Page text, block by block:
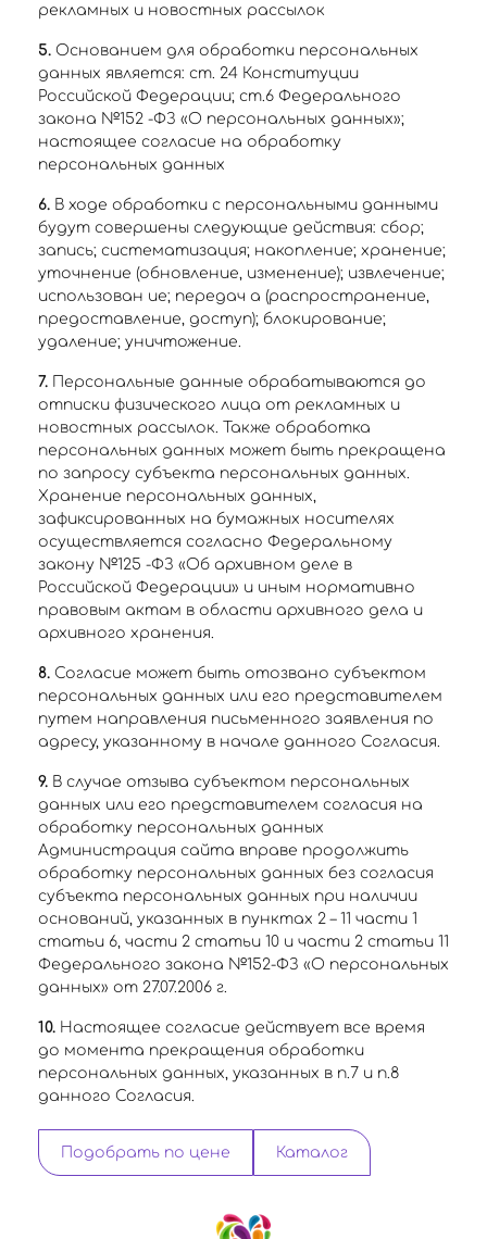
рекламных и новостных рассылок
5. Основанием для обработки персональных
данных является: ст. 24 Конституции
Российской Федерации; ст.6 Федерального
закона №152 -ФЗ «О персональных данных»;
настоящее согласие на обработку
персональных данных
6. В ходе обработки с персональными данными
будут совершены следующие действия: сбор;
запись; систематизация; накопление; хранение;
уточнение (обновление, изменение); извлечение;
использован ие; передач а (распространение,
предоставление, доступ); блокирование;
удаление; уничтожение.
7. Персональные данные обрабатываются до
отписки физического лица от рекламных и
новостных рассылок. Также обработка
персональных данных может быть прекращена
по запросу субъекта персональных данных.
Хранение персональных данных,
зафиксированных на бумажных носителях
осуществляется согласно Федеральному
закону №125 -ФЗ «Об архивном деле в
Российской Федерации» и иным нормативно
правовым актам в области архивного дела и
архивного хранения.
8. Согласие может быть отозвано субъектом
персональных данных или его представителем
путем направления письменного заявления по
адресу, указанному в начале данного Согласия.
9. В случае отзыва субъектом персональных
данных или его представителем согласия на
обработку персональных данных
Администрация сайта вправе продолжить
обработку персональных данных без согласия
субъекта персональных данных при наличии
оснований, указанных в пунктах 2 – 11 части 1
статьи 6, части 2 статьи 10 и части 2 статьи 11
Федерального закона №152-ФЗ «О персональных
данных» от 27.07.2006 г.
10. Настоящее согласие действует все время
до момента прекращения обработки
персональных данных, указанных в п.7 и п.8
данного Согласия.
Подобрать по цене Каталог